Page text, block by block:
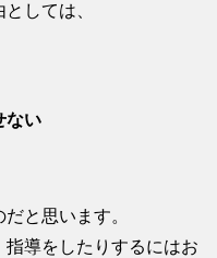
しては、
ない
と思います。
導をしたりするにはお